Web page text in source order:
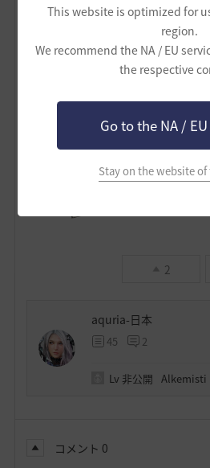
This website is optimized for
region.
We recommend the NA / EU
the respective
Go to the NA /
Stay on the website
2
aquria-日本
45 2
Lv 非公開 Alkemisti
コメント 0